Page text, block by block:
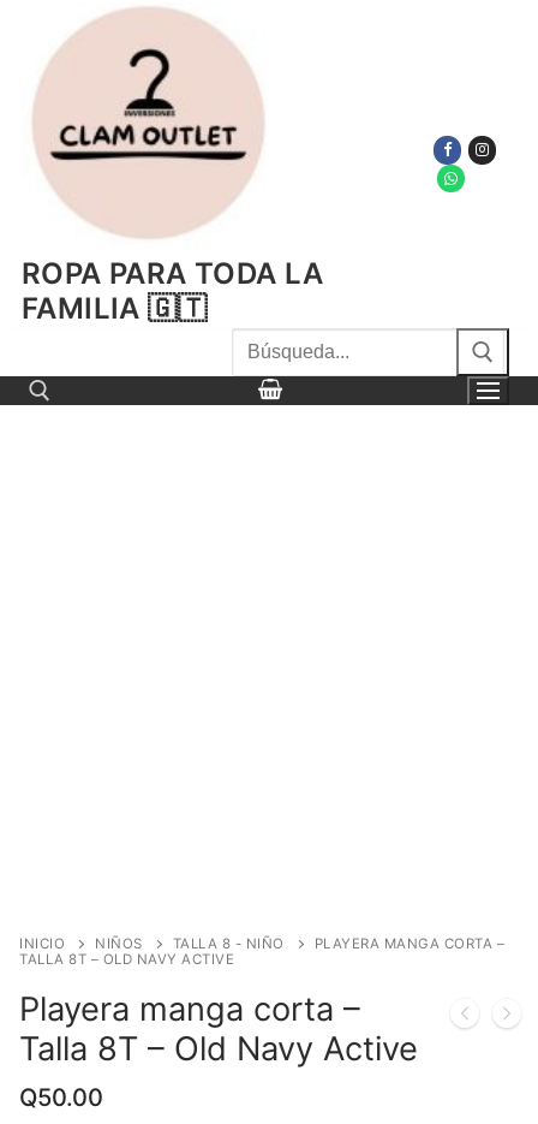
contenido
ROPA PARA TODA LA
FAMILIA 🇬🇹
Buscar
por:
INICIO NIÑOS TALLA 8 - NIÑO
PLAYERA MANGA CORTA –
TALLA 8T – OLD NAVY ACTIVE
Playera manga corta –
Talla 8T – Old Navy Active
Q50.00